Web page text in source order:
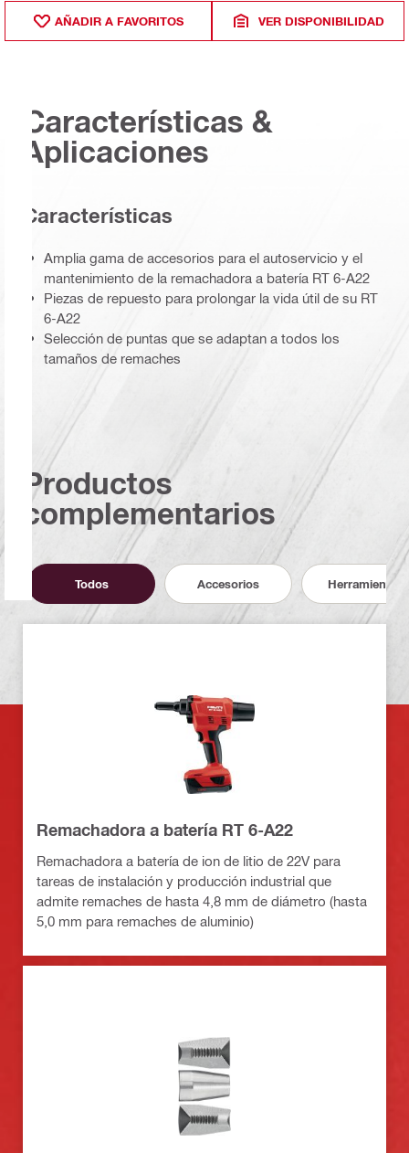
AÑADIR A FAVORITOS VER DISPONIBILIDAD
Características &
Aplicaciones
Características
Amplia gama de accesorios para el autoservicio y el
mantenimiento de la remachadora a batería RT 6-A22
Piezas de repuesto para prolongar la vida útil de su RT
6-A22
Selección de puntas que se adaptan a todos los
tamaños de remaches
Productos
complementarios
Todos Accesorios Herramientas
Remachadora a batería RT 6-A22
Remachadora a batería de ion de litio de 22V para
tareas de instalación y producción industrial que
admite remaches de hasta 4,8 mm de diámetro (hasta
5,0 mm para remaches de aluminio)